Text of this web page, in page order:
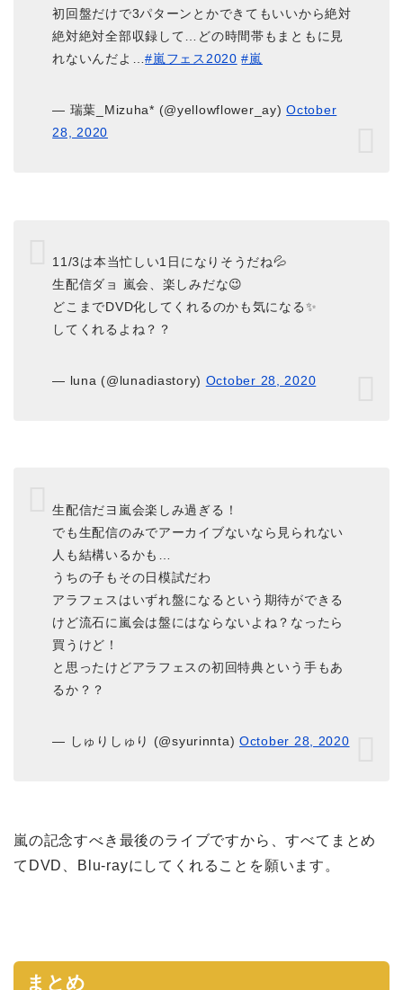
初回盤だけで3パターンとかできてもいいから絶対
絶対絶対全部収録して…どの時間帯もまともに見
れないんだよ…#嵐フェス2020 #嵐
— 瑞葉_Mizuha* (@yellowflower_ay)October
28, 2020
11/3は本当忙しい1日になりそうだね💦
生配信ダョ 嵐会、楽しみだな😉
どこまでDVD化してくれるのかも気になる✨
してくれるよね？？
— luna (@lunadiastory) October 28, 2020
生配信だヨ嵐会楽しみ過ぎる！
でも生配信のみでアーカイブないなら見られない
人も結構いるかも…
うちの子もその日模試だわ
アラフェスはいずれ盤になるという期待ができる
けど流石に嵐会は盤にはならないよね？なったら
買うけど！
と思ったけどアラフェスの初回特典という手もあ
るか？？
— しゅりしゅり (@syurinnta)October 28, 2020
嵐の記念すべき最後のライブですから、すべてまとめ
てDVD、Blu-rayにしてくれることを願います。
まとめ